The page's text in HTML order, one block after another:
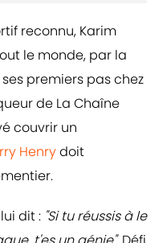
reconnu, Karim
le monde, par la
premiers pas chez
de La Chaîne
couvrir un
Henrydoit
dit : "Si tu réussis à le